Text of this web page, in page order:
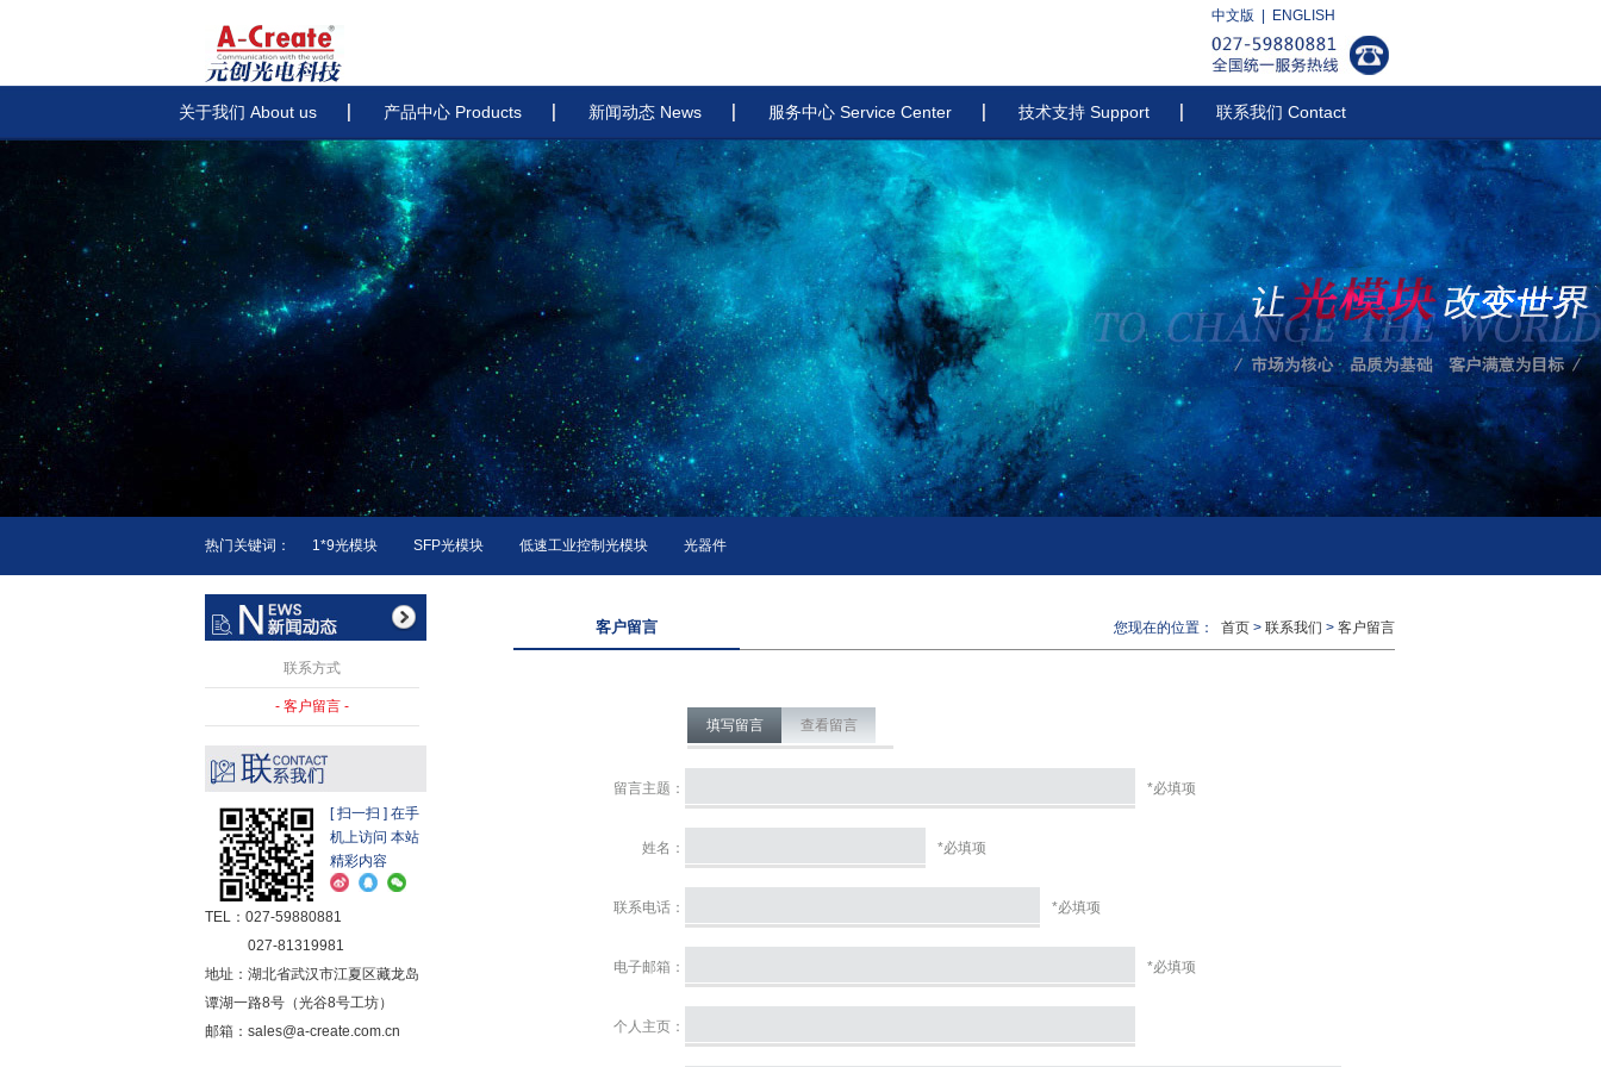
中文版 | ENGLISH
关于我们 About us 产品中心 Products 新闻动态 News 服务中心 Service Center 技术支持 Support 联系我们 Contact
热门关键词： 1*9光模块 SFP光模块 低速工业控制光模块 光器件
联系方式
客户留言
[ 扫一扫 ] 在手
机上访问 本站
精彩内容
TEL：027-59880881
027-81319981
地址：湖北省武汉市江夏区藏龙岛
谭湖一路8号（光谷8号工坊）
邮箱：sales@a-create.com.cn
您现在的位置： 首页 > 联系我们 > 客户留言
客户留言
填写留言 查看留言
留言主题： *必填项
姓名： *必填项
联系电话： *必填项
电子邮箱： *必填项
个人主页：